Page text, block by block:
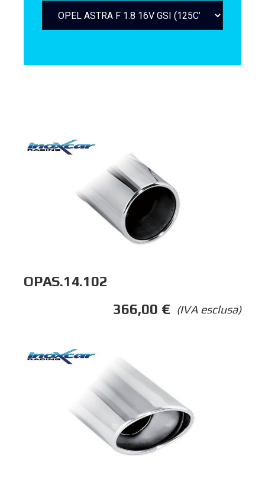
OPAS.14.102
(IVA esclusa)
366,00 €